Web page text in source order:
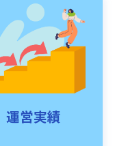
運営実績